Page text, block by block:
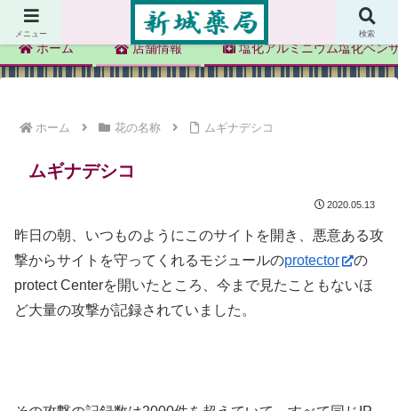
新城薬局
ホーム 店舗情報 塩化アルミニウム塩化ベン
ホーム 花の名称 ムギナデシコ
ムギナデシコ
2020.05.13
昨日の朝、いつものようにこのサイトを開き、悪意ある攻
撃からサイトを守ってくれるモジュールのprotector
の
protect Centerを開いたところ、今まで見たこともないほ
ど大量の攻撃が記録されていました。
メニュー 検索